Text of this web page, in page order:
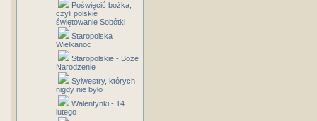
Poświęcić bożka,
czyli polskie
świętowanie Sobótki
Staropolska
Wielkanoc
Staropolskie - Boże
Narodzenie
Sylwestry, których
nigdy nie było
Walentynki - 14
lutego